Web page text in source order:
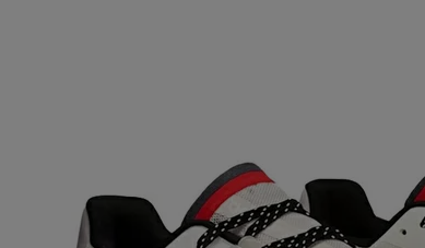
アウトドア 登山